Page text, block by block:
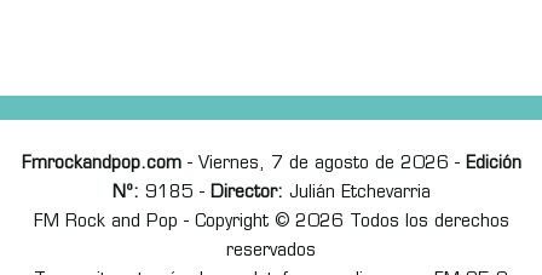
Fmrockandpop.com- Viernes, 7 de agosto de 2026 - Edición
Nº: 9185 - Director: Julián Etchevarria
FM Rock and Pop - Copyright © 2026 Todos los derechos
reservados